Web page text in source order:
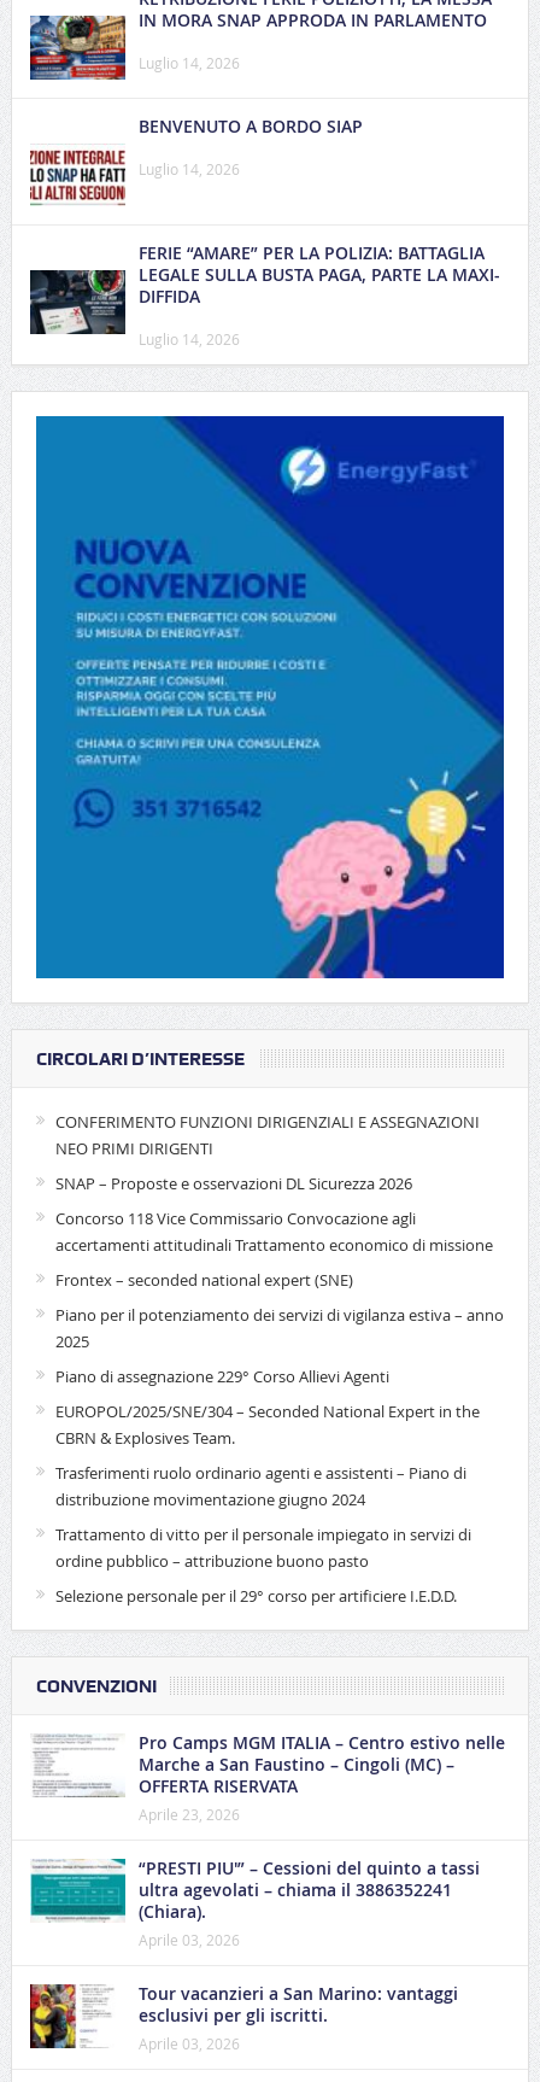
IN MORA SNAP APPRODA IN PARLAMENTO
Luglio 14, 2026
BENVENUTO A BORDO SIAP
Luglio 14, 2026
FERIE “AMARE” PER LA POLIZIA: BATTAGLIA
LEGALE SULLA BUSTA PAGA, PARTE LA MAXI-
DIFFIDA
Luglio 14, 2026
CIRCOLARI D’INTERESSE
CONFERIMENTO FUNZIONI DIRIGENZIALI E ASSEGNAZIONI
NEO PRIMI DIRIGENTI
SNAP – Proposte e osservazioni DL Sicurezza 2026
Concorso 118 Vice Commissario Convocazione agli
accertamenti attitudinali Trattamento economico di missione
Frontex – seconded national expert (SNE)
Piano per il potenziamento dei servizi di vigilanza estiva – anno
2025
Piano di assegnazione 229° Corso Allievi Agenti
EUROPOL/2025/SNE/304 – Seconded National Expert in the
CBRN & Explosives Team.
Trasferimenti ruolo ordinario agenti e assistenti – Piano di
distribuzione movimentazione giugno 2024
Trattamento di vitto per il personale impiegato in servizi di
ordine pubblico – attribuzione buono pasto
Selezione personale per il 29° corso per artificiere I.E.D.D.
CONVENZIONI
Pro Camps MGM ITALIA – Centro estivo nelle
Marche a San Faustino – Cingoli (MC) –
OFFERTA RISERVATA
Aprile 23, 2026
“PRESTI PIU'” – Cessioni del quinto a tassi
ultra agevolati – chiama il 3886352241
(Chiara).
Aprile 03, 2026
Tour vacanzieri a San Marino: vantaggi
esclusivi per gli iscritti.
Aprile 03, 2026